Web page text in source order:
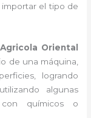
el tipo de
Oriental
de una máquina,
logrando
algunas
químicos o